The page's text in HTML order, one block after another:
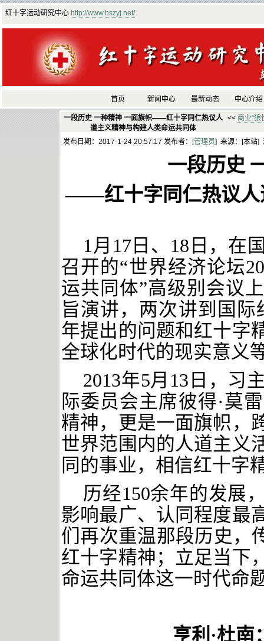
红十字运动研究中心 http://www.hszyj.net/
首页 新闻中心 最新动态 中心介绍
一段历史 一种精神 一面旗帜——红十字同仁热议人
道主义精神与构建人类命运共同体
<< 商业“
发布日期：2017-1-24 20:57:17 发布者：[管理员] 来源：[本站]
一段历史
——红十字同仁热议人
1月17日、18日，
召开的“世界经济论坛
运共同体”高级别会议
旨演讲，两次讲到国
年提出的问题和红十字
全球化时代的现实意义
2013年5月13日，习
际委员会主席彼得·莫
精神，更是一面旗帜，
世界范围内的人道主义
同的事业，相信红十字
历经150余年的发展
影响最广、认同程度最
们再次重温那段历史，
红十字精神；立足当下
命运共同体这一时代命
亨利 ·杜南